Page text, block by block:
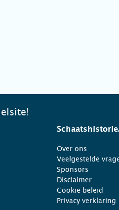
Over ons
Veelgestelde
Sponsors
Disclaimer
Cookie beleid
Privacy verklaring